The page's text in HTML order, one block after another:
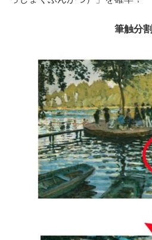
筆触分割